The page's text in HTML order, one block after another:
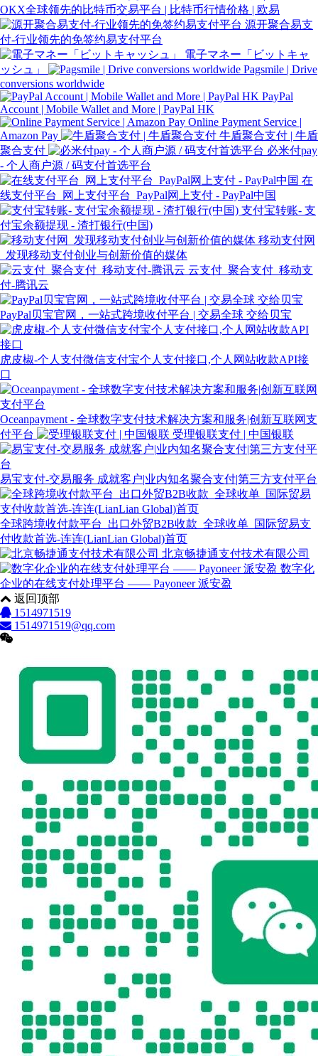
OKX全球领先的比特币交易平台 | 比特币行情价格 | 欧易
源开聚合易支
付-行业领先的免签约易支付平台
電子マネー「ビットキャ
ッシュ」
Pagsmile | Drive
conversions worldwide
PayPal
Account | Mobile Wallet and More | PayPal HK
Online Payment Service |
Amazon Pay
牛盾聚合支付 | 牛盾
聚合支付
必米付pay
- 个人商户源 / 码支付首选平台
在
线支付平台_网上支付平台_PayPal网上支付 - PayPal中国
支付宝转账- 支
付宝余额提现 - 渣打银行(中国)
移动支付网
_发现移动支付创业与创新价值的媒体
云支付_聚合支付_移动支
付-腾讯云
PayPal贝宝官网，一站式跨境收付平台 | 交易全球 交给贝宝
虎皮椒-个人支付微信支付宝个人支付接口,个人网站收款API接
口
Oceanpayment - 全球数字支付技术解决方案和服务|创新互联网支
付平台
受理银联支付 | 中国银联
易宝支付-交易服务 成就客户|业内知名聚合支付|第三方支付平台
全球跨境收付款平台_出口外贸B2B收款_全球收单_国际贸易支
付收款首选-连连(LianLian Global)首页
北京畅捷通支付技术有限公司
数字化
企业的在线支付处理平台 —— Payoneer 派安盈
返回顶部
1514971519
1514971519@qq.com